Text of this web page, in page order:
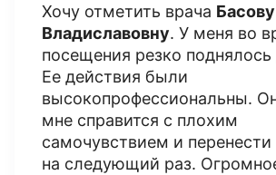
Хочу отметить врача
Владиславовну. У меня во
посещения резко поднялось
Ее действия были
высокопрофессиональны.
мне справится с плохим
самочувствием и
на следующий раз.